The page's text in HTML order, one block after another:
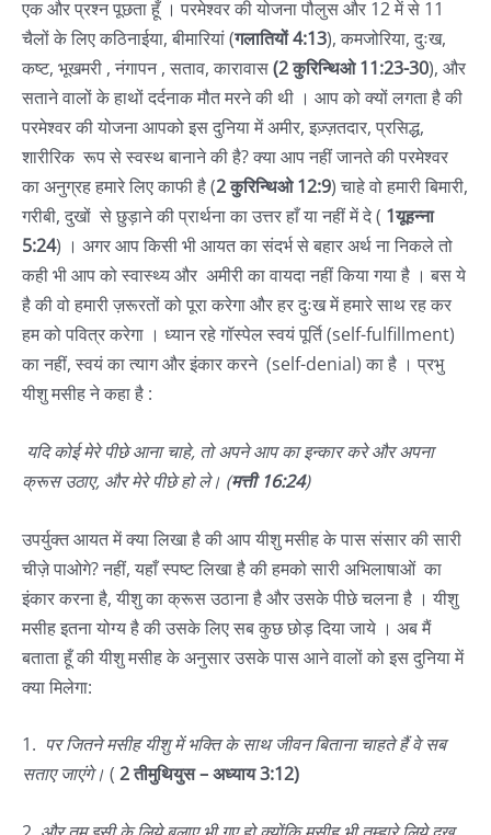
एक और प्रश्न पूछता हूँ । परमेश्वर की योजना पौलुस और 12 में से 11
चैलों के लिए कठिनाईया, बीमारियां (गलातियों 4:13), कमजोरिया, दुःख,
कष्ट, भूखमरी , नंगापन , सताव, कारावास(2 कुरिन्थिओ 11:23-30), और
सताने वालों के हाथों दर्दनाक मौत मरने की थी । आप को क्यों लगता है की
परमेश्वर की योजना आपको इस दुनिया में अमीर, इज़्ज़तदार, प्रसिद्ध,
शारीरिक रूप से स्वस्थ बानाने की है? क्या आप नहीं जानते की परमेश्वर
का अनुग्रह हमारे लिए काफी है (2 कुरिन्थिओ 12:9) चाहे वो हमारी बिमारी,
गरीबी, दुखों से छुड़ाने की प्रार्थना का उत्तर हाँ या नहीं में दे ( 1यूहन्ना
5:24) । अगर आप किसी भी आयत का संदर्भ से बहार अर्थ ना निकले तो
कही भी आप को स्वास्थ्य और अमीरी का वायदा नहीं किया गया है । बस ये
है की वो हमारी ज़रूरतों को पूरा करेगा और हर दुःख में हमारे साथ रह कर
हम को पवित्र करेगा । ध्यान रहे गॉस्पेल स्वयं पूर्ति (self-fulfillment)
का नहीं, स्वयं का त्याग और इंकार करने (self-denial) का है । प्रभु
यीशु मसीह ने कहा है :
यदि कोई मेरे पीछे आना चाहे, तो अपने आप का इन्कार करे और अपना
क्रूस उठाए, और मेरे पीछे हो ले। (मत्ती 16:24)
उपर्युक्त आयत में क्या लिखा है की आप यीशु मसीह के पास संसार की सारी
चीज़े पाओगे? नहीं, यहाँ स्पष्ट लिखा है की हमको सारी अभिलाषाओं का
इंकार करना है, यीशु का क्रूस उठाना है और उसके पीछे चलना है । यीशु
मसीह इतना योग्य है की उसके लिए सब कुछ छोड़ दिया जाये । अब मैं
बताता हूँ की यीशु मसीह के अनुसार उसके पास आने वालों को इस दुनिया में
क्या मिलेगा:
1. पर जितने मसीह यीशु में भक्ति के साथ जीवन बिताना चाहते हैं वे सब
सताए जाएंगे। ( 2 तीमुथियुस – अध्याय 3:12)